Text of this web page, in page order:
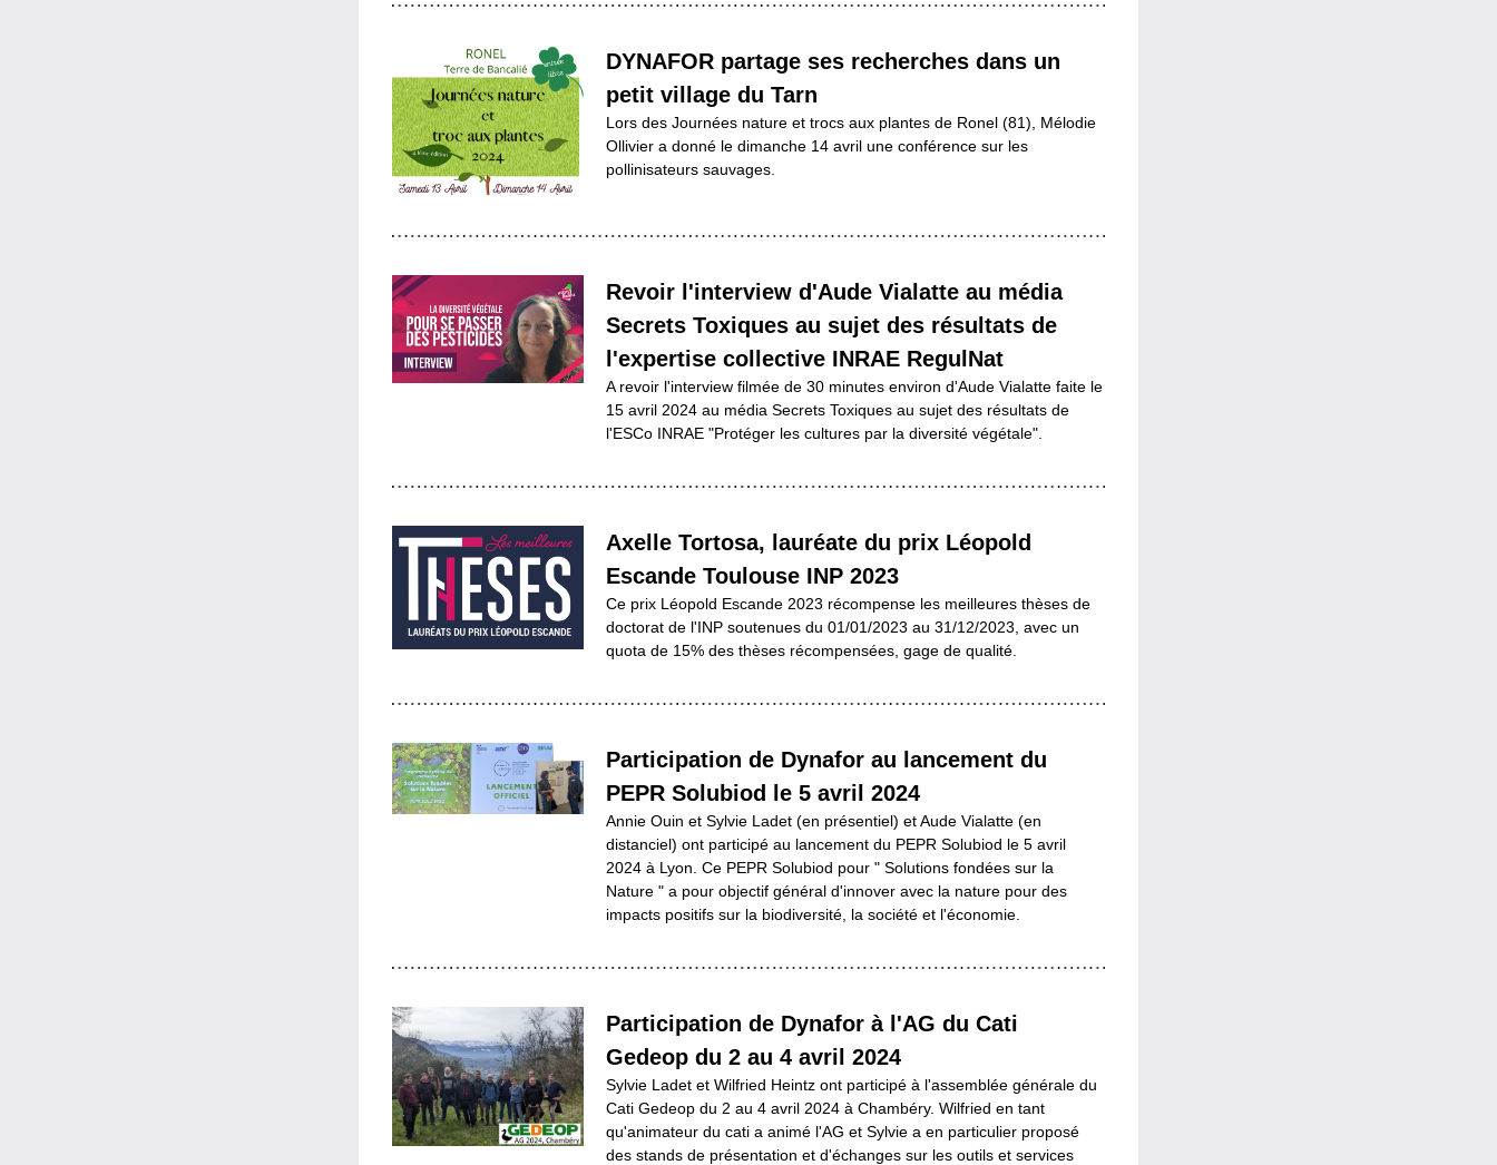
DYNAFOR partage ses recherches dans un
petit village du Tarn
Lors des Journées nature et trocs aux plantes de Ronel (81), Mélodie
Ollivier a donné le dimanche 14 avril une conférence sur les
pollinisateurs sauvages.
Revoir l'interview d'Aude Vialatte au média
Secrets Toxiques au sujet des résultats de
l'expertise collective INRAE RegulNat
A revoir l'interview filmée de 30 minutes environ d'Aude Vialatte faite le
15 avril 2024 au média Secrets Toxiques au sujet des résultats de
l'ESCo INRAE "Protéger les cultures par la diversité végétale".
Axelle Tortosa, lauréate du prix Léopold
Escande Toulouse INP 2023
Ce prix Léopold Escande 2023 récompense les meilleures thèses de
doctorat de l'INP soutenues du 01/01/2023 au 31/12/2023, avec un
quota de 15% des thèses récompensées, gage de qualité.
Participation de Dynafor au lancement du
PEPR Solubiod le 5 avril 2024
Annie Ouin et Sylvie Ladet (en présentiel) et Aude Vialatte (en
distanciel) ont participé au lancement du PEPR Solubiod le 5 avril
2024 à Lyon. Ce PEPR Solubiod pour " Solutions fondées sur la
Nature " a pour objectif général d'innover avec la nature pour des
impacts positifs sur la biodiversité, la société et l'économie.
Participation de Dynafor à l'AG du Cati
Gedeop du 2 au 4 avril 2024
Sylvie Ladet et Wilfried Heintz ont participé à l'assemblée générale du
Cati Gedeop du 2 au 4 avril 2024 à Chambéry. Wilfried en tant
qu'animateur du cati a animé l'AG et Sylvie a en particulier proposé
des stands de présentation et d'échanges sur les outils et services